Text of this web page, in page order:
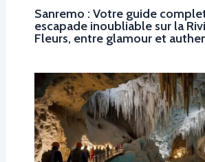
Sanremo : Votre guide
escapade inoubliable sur la
Fleurs, entre glamour et